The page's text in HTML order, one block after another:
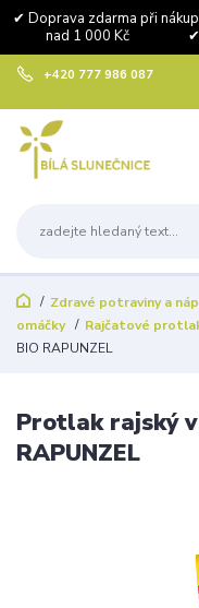
✔ Doprava zdarma při
nad 1 000 Kč ✔
+420 777 986 087
Zdravé potraviny a
omáčky
Rajčatové
BIO RAPUNZEL
Protlak rajský
RAPUNZEL